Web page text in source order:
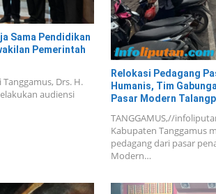
Sama Pendidikan
Pemerintah
Drs. H.
audiensi
Relokasi Pedagang
Humanis, Tim
Pasar Modern
TANGGAMUS,//
Kabupaten Tanggamus
pedagang dari pasar
Modern…